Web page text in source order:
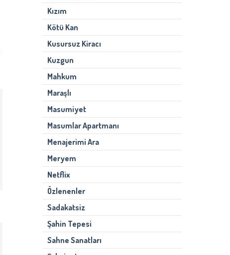
Kızım
Kötü Kan
Kusursuz Kiracı
Kuzgun
Mahkum
Maraşlı
Masumiyet
Masumlar Apartmanı
Menajerimi Ara
Meryem
Netflix
Özlenenler
Sadakatsiz
Şahin Tepesi
Sahne Sanatları